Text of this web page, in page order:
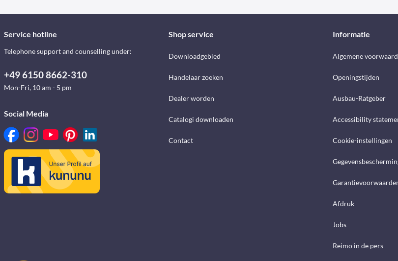
Service hotline
Telephone support and counselling under:
+49 6150 8662-310
Mon-Fri, 10 am - 5 pm
Social Media
Shop service
Downloadgebied
Handelaar zoeken
Dealer worden
Catalogi downloaden
Contact
Informatie
Algemene
Openingstijden
Ausbau-Ratgeber
Accessibility
Cookie-instellingen
Afdruk
Jobs
Reimo in de pers